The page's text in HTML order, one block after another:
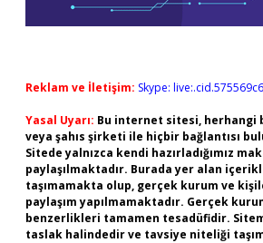
Reklam ve İletişim: Skype:
Yasal Uyarı: Bu internet sitesi, herhangi
veya şahıs şirketi ile hiçbir bağlantısı
Sitede yalnızca kendi hazırladığımız
paylaşılmaktadır. Burada yer alan
taşımamakta olup, gerçek kurum ve
paylaşım yapılmamaktadır. Gerçek
benzerlikleri tamamen tesadüfidir.
taslak halindedir ve tavsiye niteliği